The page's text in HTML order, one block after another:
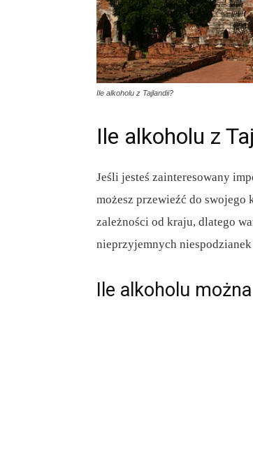
Ile alkoholu z Tajlandii?
Ile alkoholu z
Jeśli jesteś zainteresowany
możesz przewieźć do
zależności od kraju, dlatego
nieprzyjemnych
Ile alkoholu